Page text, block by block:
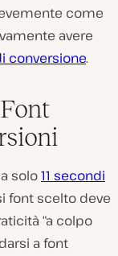
come
avere
conversione.
solo11 secondi
font scelto deve
“a colpo
a font